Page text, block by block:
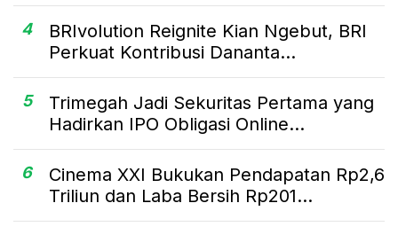
4
BRIvolution Reignite Kian Ngebut, BRI
Perkuat Kontribusi Dananta...
5
Trimegah Jadi Sekuritas Pertama yang
Hadirkan IPO Obligasi Online...
6
Cinema XXI Bukukan Pendapatan Rp2,6
Triliun dan Laba Bersih Rp201...